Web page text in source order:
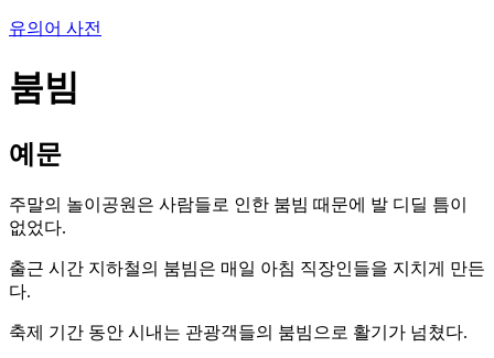
유의어 사전
붐빔
예문
주말의 놀이공원은 사람들로 인한 붐빔 때문에 발 디딜 틈이
없었다.
출근 시간 지하철의 붐빔은 매일 아침 직장인들을 지치게 만든
다.
축제 기간 동안 시내는 관광객들의 붐빔으로 활기가 넘쳤다.